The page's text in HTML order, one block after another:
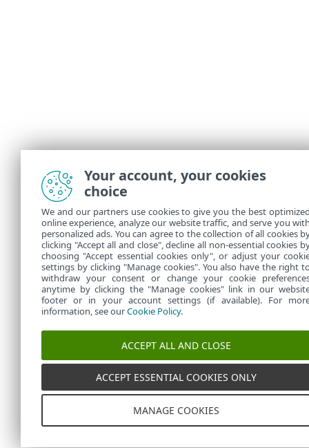
Your account, your cookies
choice
We and our partners use cookies to give you the best
online experience, analyze our website traffic, and serve you
personalized ads. You can agree to the collection of all cookies
clicking "Accept all and close", decline all non-essential cookies
choosing "Accept essential cookies only", or adjust your
settings by clicking "Manage cookies". You also have the right
withdraw your consent or change your cookie
anytime by clicking the "Manage cookies" link in our
footer or in your account settings (if available). For
information, see ourCookie Policy.
ACCEPT ALL AND CLOSE
ACCEPT ESSENTIAL COOKIES ONLY
MANAGE COOKIES